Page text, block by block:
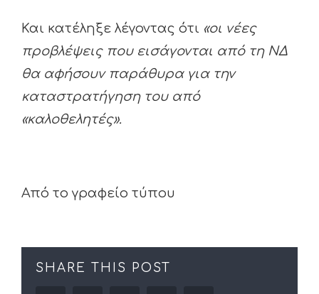
Και κατέληξε λέγοντας ότι «οι νέες
προβλέψεις που εισάγονται από τη ΝΔ
θα αφήσουν παράθυρα για την
καταστρατήγηση του από
«καλοθελητές».
Από το γραφείο τύπου
SHARE THIS POST